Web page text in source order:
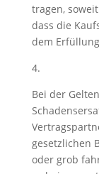
tragen,
dass die
dem
4.
Bei der
gesetzlichen
oder grob